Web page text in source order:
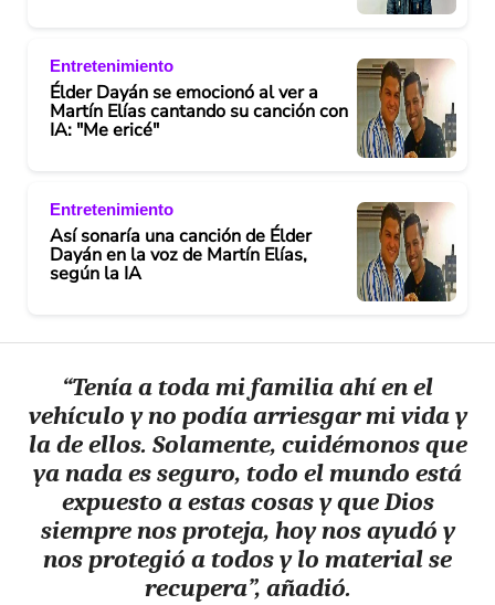
Entretenimiento
Élder Dayán se emocionó al ver a
Martín Elías cantando su canción con
IA: "Me ericé"
Entretenimiento
Así sonaría una canción de Élder
Dayán en la voz de Martín Elías,
según la IA
“Tenía a toda mi familia ahí en el
vehículo y no podía arriesgar mi vida y
la de ellos. Solamente, cuidémonos que
ya nada es seguro, todo el mundo está
expuesto a estas cosas y que Dios
siempre nos proteja, hoy nos ayudó y
nos protegió a todos y lo material se
recupera”, añadió.